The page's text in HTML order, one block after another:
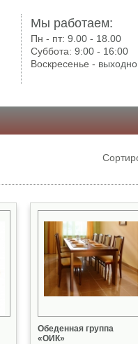
Мы работаем:
Пн - пт:9.00 - 18.00
Суббота:9:00 - 16:00
Воскресенье -
Обеденная группа
«ОИК»